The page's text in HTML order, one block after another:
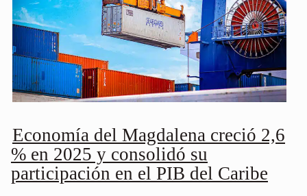
Economía del Magdalena creció 2,6
% en 2025 y consolidó su
participación en el PIB del Caribe